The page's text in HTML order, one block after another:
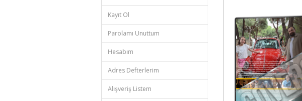
Kayıt Ol
Parolamı Unuttum
Hesabım
Adres Defterlerim
Alışveriş Listem